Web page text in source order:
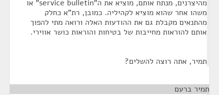
מהיצרנים, מנתח אותם, מוציא את ה"service bulletin" או
משהו אחר שהוא מוציא לקהיליה. כמובן, רת"א כחלק
מהתנאים מקבלת גם את ההודעות האלה ורואה מתי להפוך
אותם להוראות מחייבות של בטיחות והוראות כושר אווירי.
תמיר, אתה רוצה להשלים?
תמיר ברעם